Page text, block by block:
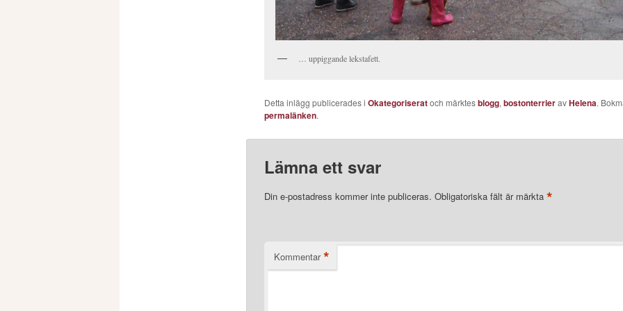
… uppiggande lekstafett.
Detta inlägg publicerades i Okategoriseratoch märktesblogg, bostonterrieravHelena.
permalänken.
Lämna ett svar
Din e-postadress kommer inte publiceras. Obligatoriska fält är märkta *
Kommentar *